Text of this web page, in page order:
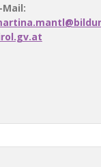
Mail: